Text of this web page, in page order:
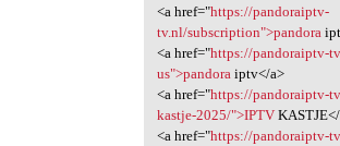
<a href="https://pandoraiptv-
tv.nl/subscription">pandora
<a href="https://pandoraiptv-
us">pandora iptv</a>
<a href="https://pandoraiptv-
kastje-2025/">IPTV
<a href="https://pandoraiptv-